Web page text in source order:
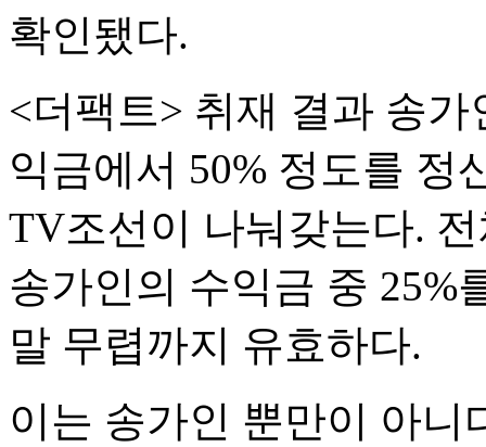
확인됐다.
<더팩트> 취재 결과 송
익금에서 50% 정도를 정
TV조선이 나눠갖는다.
송가인의 수익금 중 25%
말 무렵까지 유효하다.
이는 송가인 뿐만이 아니